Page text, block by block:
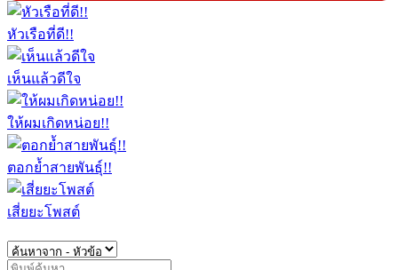
หัวเรือที่ดี!!
เห็นแล้วดีใจ
ให้ผมเกิดหน่อย!!
ตอกย้ำสายพันธุ์!!
เสี่ยยะโพสต์